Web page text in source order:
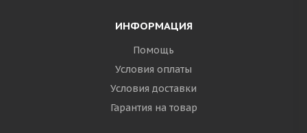
ИНФОРМАЦИЯ
Помощь
Условия оплаты
Условия доставки
Гарантия на товар